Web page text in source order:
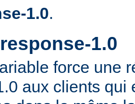
1.0.
1.0
force une
aux clients qui